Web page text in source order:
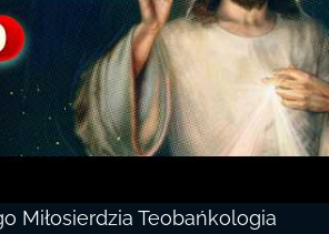
Miłosierdzia Teobańkologia